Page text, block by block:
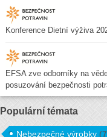
Konference Dietní výživa
EFSA zve odborníky na
posuzování bezpečnosti
Populární témata
Nebezpečné výrobky